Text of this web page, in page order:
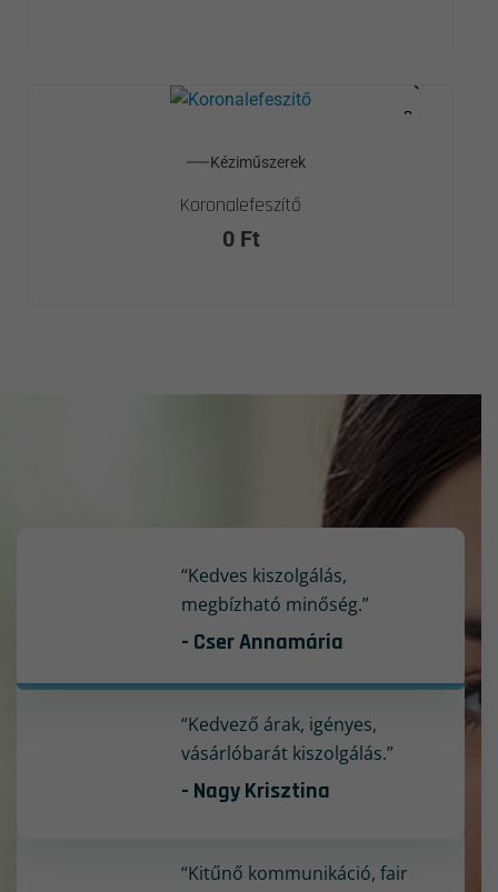
Kéziműszerek
Koronalefeszítő
0 Ft
“Kedves kiszolgálás,
megbízható minőség.”
- Cser Annamária
“Kedvező árak, igényes,
vásárlóbarát kiszolgálás.”
- Nagy Krisztina
“Kitűnő kommunikáció, fair